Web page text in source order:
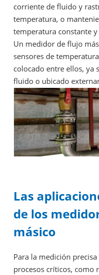
corriente de fluido y
temperatura, o
temperatura constante
Un medidor de flujo
sensores de
colocado entre ellos, ya
fluido o ubicado
Las
de los
másico
Para la medición
procesos críticos, como